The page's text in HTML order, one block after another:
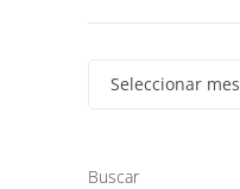
Seleccionar mes
Buscar